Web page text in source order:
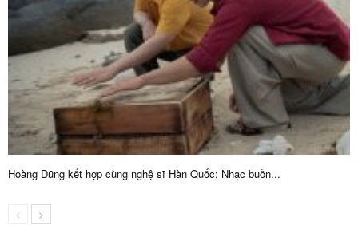
Hoàng Dũng kết hợp cùng nghệ sĩ Hàn Quốc: Nhạc buồn...